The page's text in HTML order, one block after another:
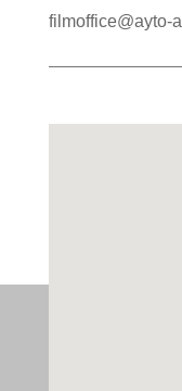
filmoffice@ayto-